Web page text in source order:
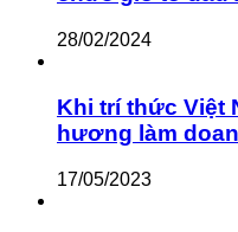
28/02/2024
Khi trí thức Việt
hương làm
17/05/2023